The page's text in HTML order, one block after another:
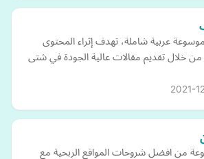
عربية شاملة، تهدف إثراء المحتوى
من خلال تقديم مقالات عالية الجودة في شتى
2021-
من افضل شروحات المواقع الربحية مع